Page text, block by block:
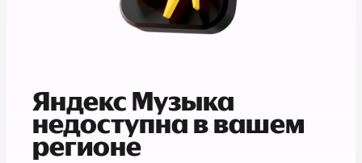
Яндекс Музыка
недоступна в вашем
регионе